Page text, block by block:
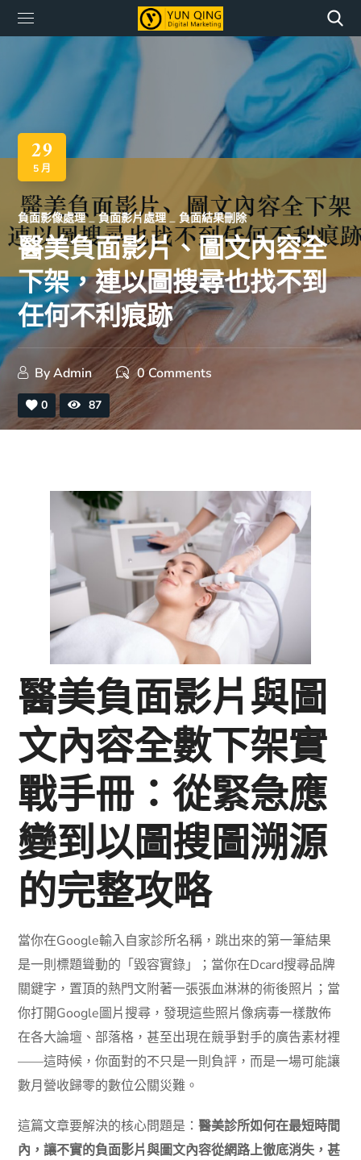
29
5 月
負面影像處理 負面影片處理 負面結果刪除
醫美負面影片、圖文內容全
下架，連以圖搜尋也找不到
任何不利痕跡
ByAdmin 0 Comments
0 87
醫美負面影片與圖
文內容全數下架實
戰手冊：從緊急應
變到以圖搜圖溯源
的完整攻略
當你在Google輸入自家診所名稱，跳出來的第一筆結果
是一則標題聳動的「毀容實錄」；當你在Dcard搜尋品牌
關鍵字，置頂的熱門文附著一張張血淋淋的術後照片；當
你打開Google圖片搜尋，發現這些照片像病毒一樣散佈
在各大論壇、部落格，甚至出現在競爭對手的廣告素材裡
——這時候，你面對的不只是一則負評，而是一場可能讓
數月營收歸零的數位公關災難。
這篇文章要解決的核心問題是：醫美診所如何在最短時間
內，讓不實的負面影片與圖文內容從網路上徹底消失，甚